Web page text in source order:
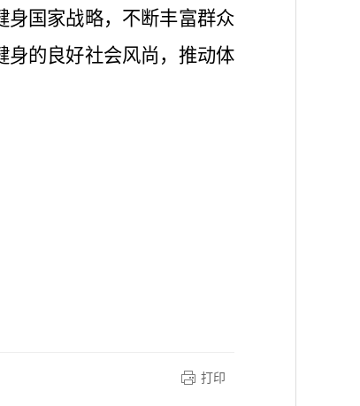
身国家战略，不断丰富群众
身的良好社会风尚， 推动体
打印